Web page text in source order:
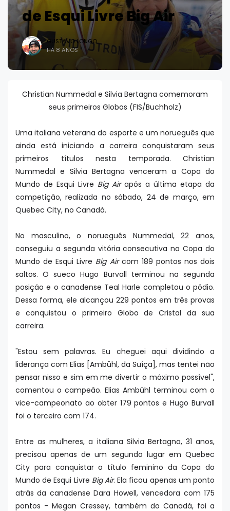
de Esqui Livre Big Air
GUSTAVO LONGO
HÁ 8 ANOS
Christian Nummedal e Silvia Bertagna comemoram
seus primeiros Globos (FIS/Buchholz)
Uma italiana veterana do esporte e um norueguês que
ainda está iniciando a carreira conquistaram seus
primeiros títulos nesta temporada. Christian
Nummedal e Silvia Bertagna venceram a Copa do
Mundo de Esqui Livre Big Airapós a última etapa da
competição, realizada no sábado, 24 de março, em
Quebec City, no Canadá.
No masculino, o norueguês Nummedal, 22 anos,
conseguiu a segunda vitória consecutiva na Copa do
Mundo de Esqui Livre Big Air com 189 pontos nos dois
saltos. O sueco Hugo Burvall terminou na segunda
posição e o canadense Teal Harle completou o pódio.
Dessa forma, ele alcançou 229 pontos em três provas
e conquistou o primeiro Globo de Cristal da sua
carreira.
"Estou sem palavras. Eu cheguei aqui dividindo a
liderança com Elias [Ambühl, da Suíça], mas tentei não
pensar nisso e sim em me divertir o máximo possível",
comentou o campeão. Elias Ambühl terminou com o
vice-campeonato ao obter 179 pontos e Hugo Burvall
foi o terceiro com 174.
Entre as mulheres, a italiana Silvia Bertagna, 31 anos,
precisou apenas de um segundo lugar em Quebec
City para conquistar o título feminino da Copa do
Mundo de Esqui Livre Big Air. Ela ficou apenas um ponto
atrás da canadense Dara Howell, vencedora com 175
pontos - Megan Cressey, também do Canadá, foi a